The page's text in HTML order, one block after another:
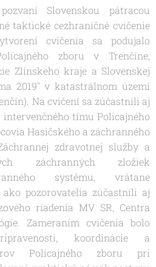
Slovenskou pátracou
taktické cezhraničné cvičenie
cvičenia sa podujalo
zboru v Trenčíne,
Zlínskeho kraje a Slovenskej
2019" v katastrálnom území
Na cvičení sa zúčastnili aj
tímu Policajného
Hasičského a záchranného
zdravotnej služby a
záchranných zložiek
systému, vrátane
pozorovatelia zúčastnili aj
riadenia MV SR, Centra
Zameraním cvičenia bolo
koordinácie a
Policajného zboru pri